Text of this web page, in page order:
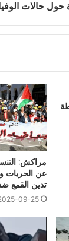
حول حالات
مراكش:
عن الحريات
تدين القمع
09-25